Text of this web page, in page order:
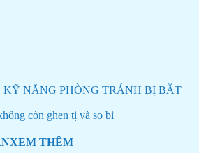
KỸ NĂNG PHÒNG TRÁNH BỊ BẮT
còn ghen tị và so bì
XEM THÊM